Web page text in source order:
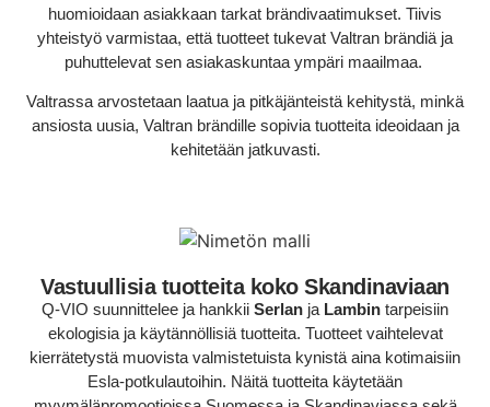
huomioidaan asiakkaan tarkat brändivaatimukset. Tiivis
yhteistyö varmistaa, että tuotteet tukevat Valtran brändiä ja
puhuttelevat sen asiakaskuntaa ympäri maailmaa.
Valtrassa arvostetaan laatua ja pitkäjänteistä kehitystä, minkä
ansiosta uusia, Valtran brändille sopivia tuotteita ideoidaan ja
kehitetään jatkuvasti.
Vastuullisia tuotteita koko Skandinaviaan
Q-VIO suunnittelee ja hankkii Serlan ja Lambin tarpeisiin
ekologisia ja käytännöllisiä tuotteita. Tuotteet vaihtelevat
kierrätetystä muovista valmistetuista kynistä aina kotimaisiin
Esla-potkulautoihin. Näitä tuotteita käytetään